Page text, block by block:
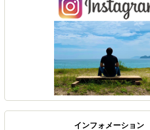
インフォメーション